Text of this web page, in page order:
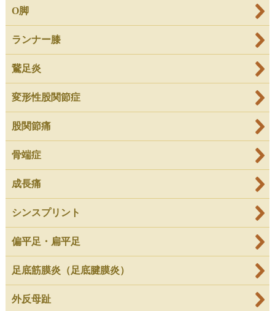
O脚
ランナー膝
鵞足炎
変形性股関節症
股関節痛
骨端症
成長痛
シンスプリント
偏平足・扁平足
足底筋膜炎（足底腱膜炎）
外反母趾